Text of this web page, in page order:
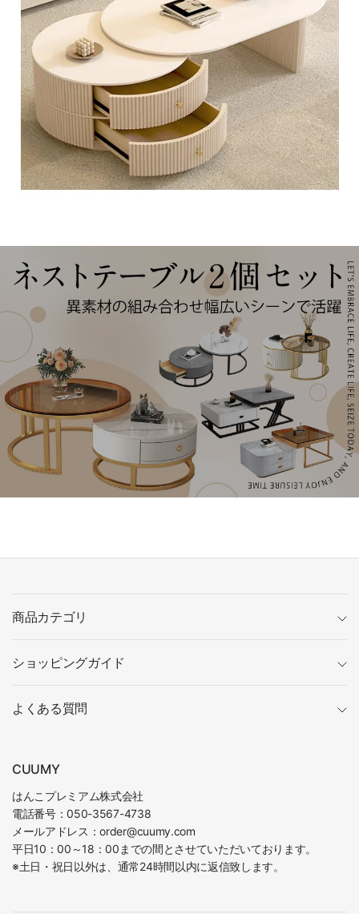
商品カテゴリ
ショッピングガイド
よくある質問
CUUMY
はんこプレミアム株式会社
電話番号：050-3567-4738
メールアドレス：order@cuumy.com
平日10：00～18：00までの間とさせていただいております。
※土日・祝日以外は、通常24時間以内に返信致します。